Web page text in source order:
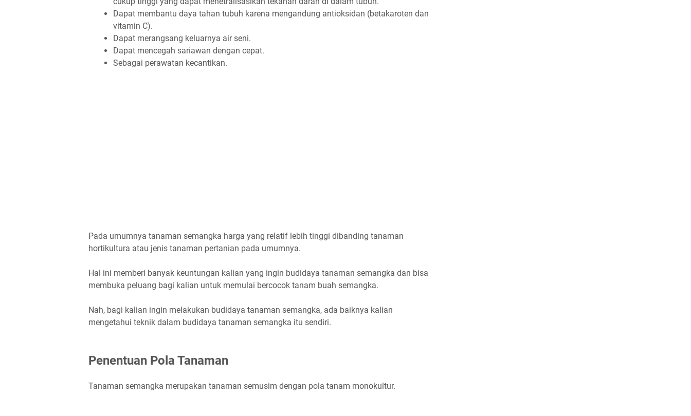
Dapat membantu daya tahan tubuh karena mengandung antioksidan (betakaroten dan
vitamin C).
Dapat merangsang keluarnya air seni.
Dapat mencegah sariawan dengan cepat.
Sebagai perawatan kecantikan.
Pada umumnya tanaman semangka harga yang relatif lebih tinggi dibanding tanaman
hortikultura atau jenis tanaman pertanian pada umumnya.
Hal ini memberi banyak keuntungan kalian yang ingin budidaya tanaman semangka dan bisa
membuka peluang bagi kalian untuk memulai bercocok tanam buah semangka.
Nah, bagi kalian ingin melakukan budidaya tanaman semangka, ada baiknya kalian
mengetahui teknik dalam budidaya tanaman semangka itu sendiri.
Penentuan Pola Tanaman
Tanaman semangka merupakan tanaman semusim dengan pola tanam monokultur.